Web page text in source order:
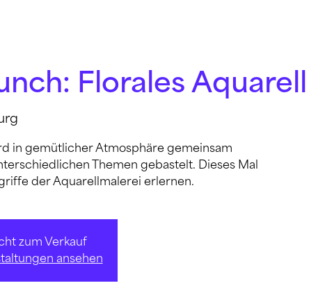
Florales Aquarell
in gemütlicher Atmosphäre gemeinsam
Themen gebastelt. Dieses Mal
der Aquarellmalerei erlernen.
zum Verkauf
ansehen